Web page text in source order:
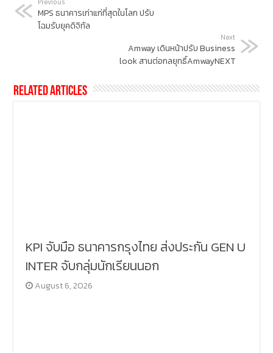
MPS ธนาคารเก่าแก่ที่สุดในโลก ปรับ
โฉมรับยุคดิจิทัล
Next
Amway เดินหน้าปรับ Business
look สานต่อกลยุทธิ์AmwayNEXT
Related Articles
KPI จับมือ ธนาคารกรุงไทย ส่งประกัน GEN U
INTER จับกลุ่มนักเรียนนอก
August 6, 2026